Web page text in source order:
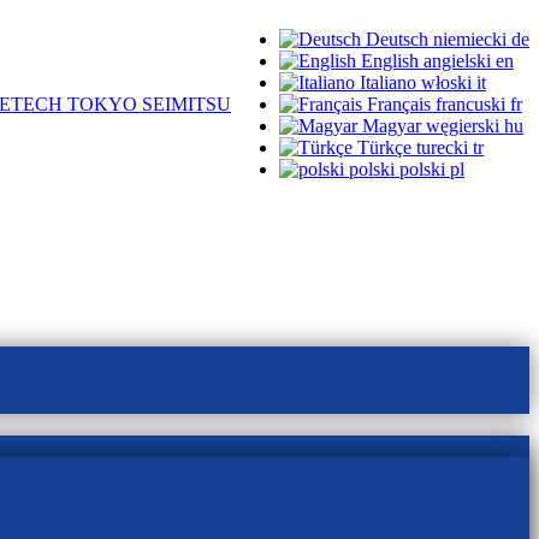
Deutsch niemiecki de
English angielski en
Italiano włoski it
Français francuski fr
Magyar węgierski hu
Türkçe turecki tr
polski polski pl
TOKYO SEIMITSU